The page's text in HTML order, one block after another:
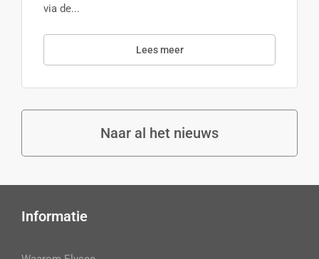
via de...
Lees meer
Naar al het nieuws
Informatie